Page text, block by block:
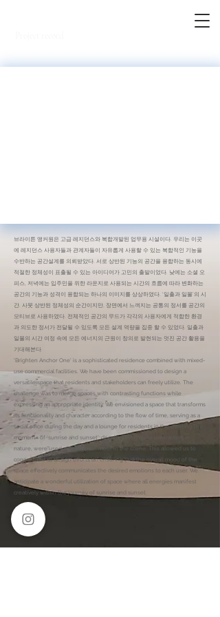
브라이튼 앵커원은 고급 레지던스와 복합개발된 업무용 시설이다. 우리는 이곳
에 레지던스 사용자들과 관계자들이 자유롭게 사용할 수 있는 복합적인 기능을
수반하는 공간설계를 의뢰받았다. 서로 상반된 기능의 공간을 융합하는 동시에
적절한 정체성이 표출될 수 있는 아이디어가 고민의 출발이었다. 낮에는 소셜 오
피스, 저녁에는 입주민을 위한 라운지로 사용되는 시간의 흐름에 따라 변화하는
공간의 기능과 성격이 융합되는 하나의 이미지를 상상하였다. ‘일출과 일몰’의 시
간. 사뭇 상반된 정체성의 순간이지만, 장면에서 느껴지는 공통의 정서를 공간의
모티브로 사용하였다. 전체적인 공간의 무드가 각각의 사용자에게 적합한 환경
과 의도한 정서가 전달될 수 있도록 모든 설계 역량을 집중 할 수 있었다. 일출과
일몰의 시간 여정 속에 모든 에너지의 근원이 창의로 발현되는 멋진 공간 활용을
기대해본다.
'Brighten Anchor One' is a sophisticated residence combined with mixed-
use commercial facilities. We have been commissioned to design a
versatile space that residents and stakeholders can freely utilize. The
challenge was to merge spaces with contrasting functions while
expressing an appropriate identity. We envisioned a space that transforms
its functionality and character according to the flow of time, serving as a
social office during the day and a lounge for residents in the evening.The
moments of 'sunrise and sunset', despite being quite contrasting in
nature, were used as a common motif in the scene. This allowed us to
concentrate all design efforts on ensuring that the overall mood of the
space effectively communicates the desired emotions to each user. We
anticipate a wonderful utilization of space where all energies manifest
creatively within the journey of sunrise and sunset.